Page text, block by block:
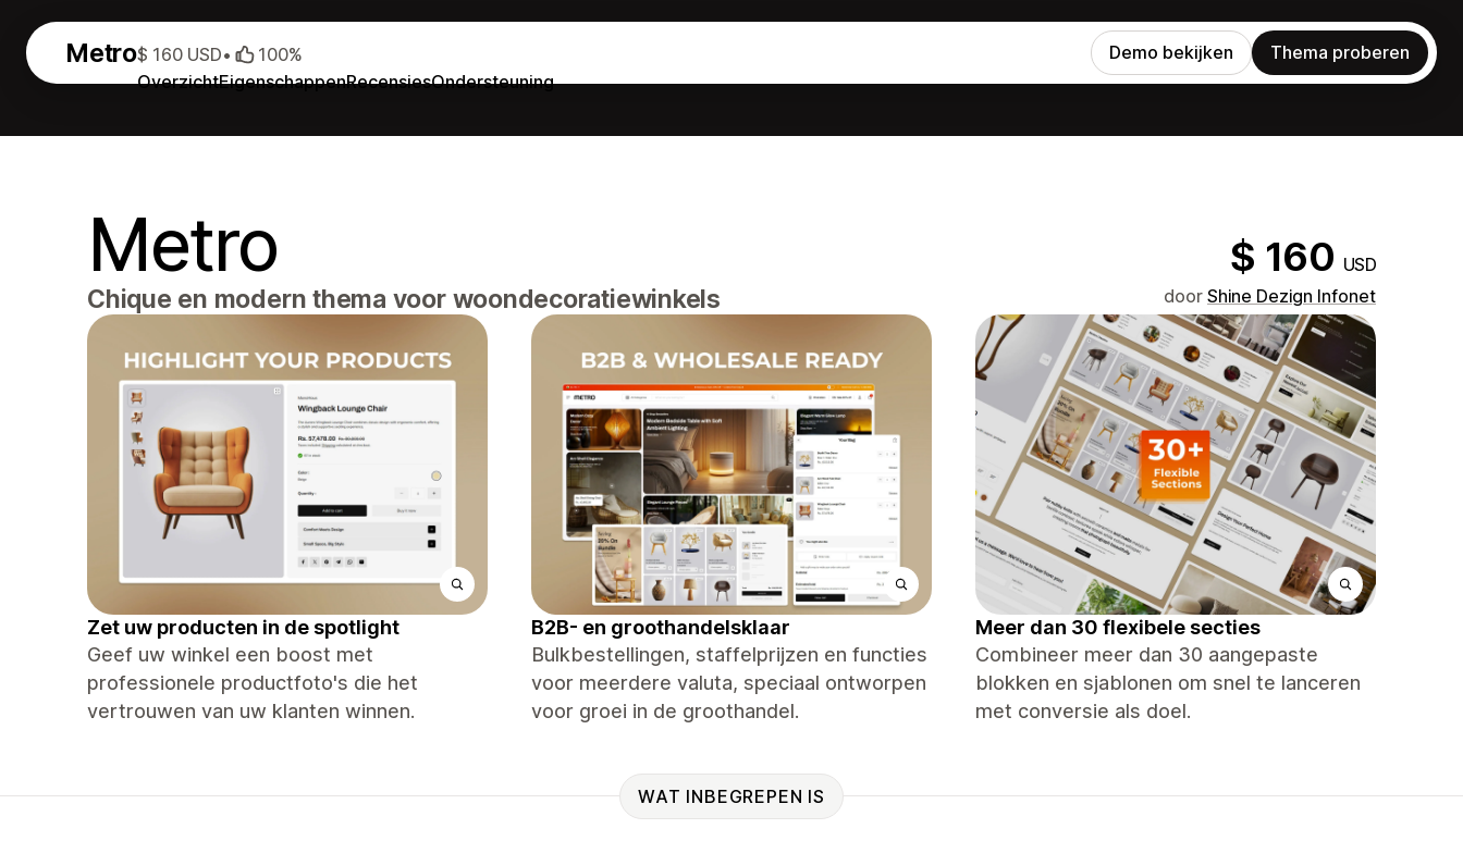
Metro
OverzichtEigenschappenRecensiesOndersteuning
$ 160 USD• 100% Demo bekijken Thema proberen
Metro $ 160 USD
Chique en modern thema voor woondecoratiewinkels door Shine Dezign Infonet
Zet uw producten in de spotlight
Geef uw winkel een boost met
professionele productfoto's die het
vertrouwen van uw klanten winnen.
B2B- en groothandelsklaar
Bulkbestellingen, staffelprijzen en functies
voor meerdere valuta, speciaal ontworpen
voor groei in de groothandel.
Meer dan 30 flexibele secties
Combineer meer dan 30 aangepaste
blokken en sjablonen om snel te lanceren
met conversie als doel.
WAT INBEGREPEN IS